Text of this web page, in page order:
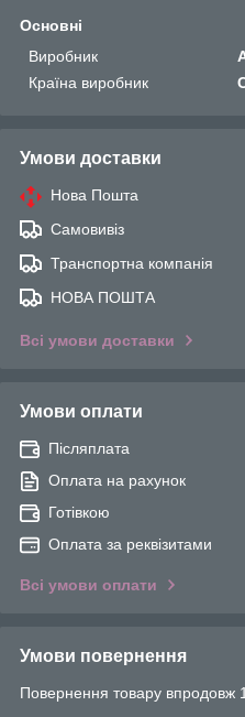
Основні
Виробник
Країна виробник
Умови доставки
Нова Пошта
Самовивіз
Транспортна компанія
НОВА ПОШТА
Всі умови доставки
Умови оплати
Післяплата
Оплата на рахунок
Готівкою
Оплата за реквізитами
Всі умови оплати
Умови повернення
Повернення товару впродовж